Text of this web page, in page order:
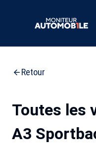
Retour
Toutes les
A3